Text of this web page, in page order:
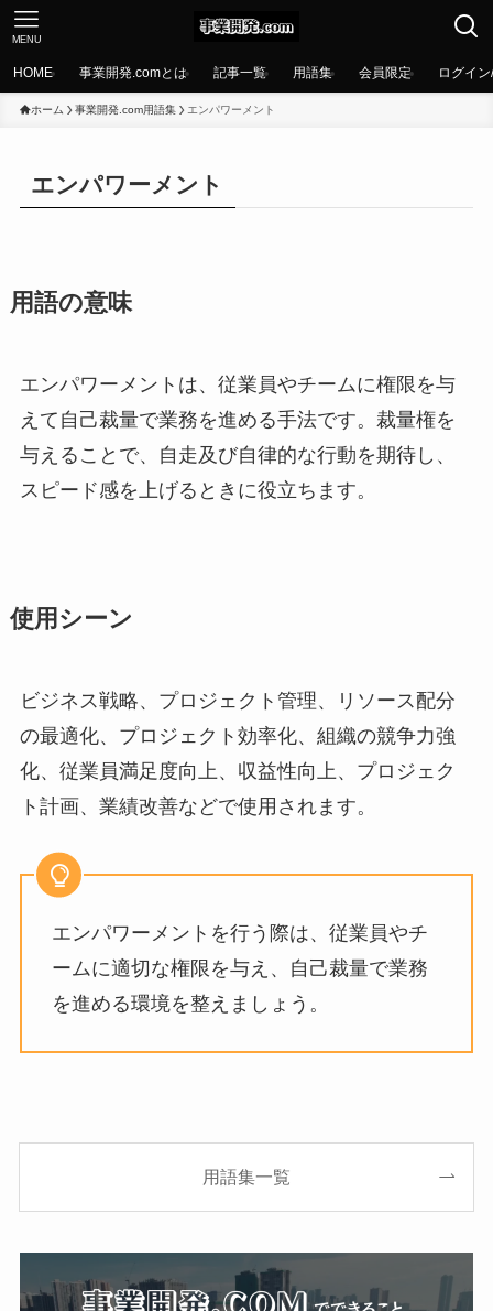
MENU
HOME 事業開発.comとは 記事一覧 用語集 会員限定 ログイ
ホーム 事業開発.com用語集 エンパワーメント
エンパワーメント
用語の意味
エンパワーメントは、従業員やチームに権限を与
えて自己裁量で業務を進める手法です。裁量権を
与えることで、自走及び自律的な行動を期待し、
スピード感を上げるときに役立ちます。
使用シーン
ビジネス戦略、プロジェクト管理、リソース配分
の最適化、プロジェクト効率化、組織の競争力強
化、従業員満足度向上、収益性向上、プロジェク
ト計画、業績改善などで使用されます。
エンパワーメントを行う際は、従業員やチ
ームに適切な権限を与え、自己裁量で業務
を進める環境を整えましょう。
用語集一覧